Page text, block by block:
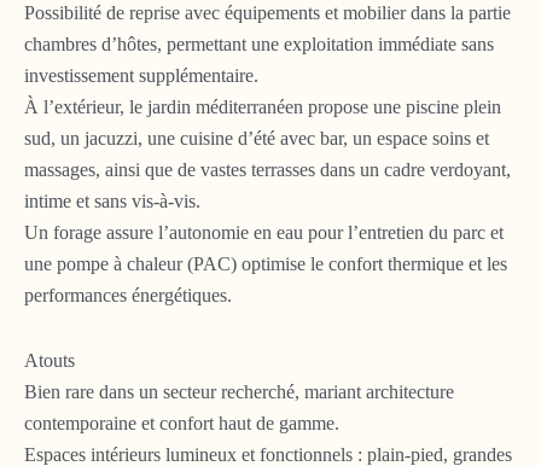
Possibilité de reprise avec équipements et mobilier dans la partie
chambres d’hôtes, permettant une exploitation immédiate sans
investissement supplémentaire.
À l’extérieur, le jardin méditerranéen propose une piscine plein
sud, un jacuzzi, une cuisine d’été avec bar, un espace soins et
massages, ainsi que de vastes terrasses dans un cadre verdoyant,
intime et sans vis-à-vis.
Un forage assure l’autonomie en eau pour l’entretien du parc et
une pompe à chaleur (PAC) optimise le confort thermique et les
performances énergétiques.
Atouts
Bien rare dans un secteur recherché, mariant architecture
contemporaine et confort haut de gamme.
Espaces intérieurs lumineux et fonctionnels : plain-pied, grandes